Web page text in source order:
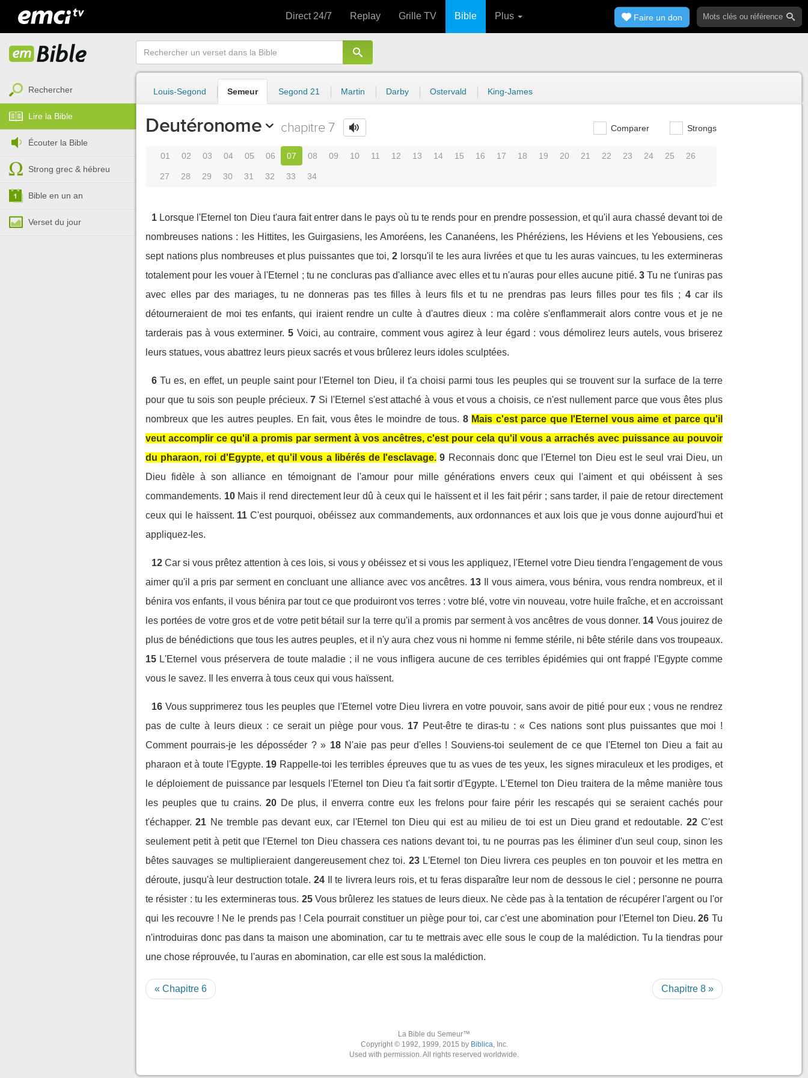
Direct 24/7 Replay Grille TV Bible Plus Faire un don
Rechercher
Lire la Bible
Écouter la Bible
Strong grec & hébreu
Bible en un an
Verset du jour
Louis-Segond Semeur Segond 21 Martin Darby Ostervald King-James
Deutéronome chapitre 7 Comparer Strongs
01 02 03 04 05 06 07 08 09 10 11 12 13 14 15 16 17 18 19 20 21 22 23 24 25 26
27 28 29 30 31 32 33 34
1 Lorsque l'Eternel ton Dieu t'aura fait entrer dans le pays où tu te rends pour en prendre possession, et qu'il aura chassé devant toi de
nombreuses nations : les Hittites, les Guirgasiens, les Amoréens, les Cananéens, les Phéréziens, les Héviens et les Yebousiens, ces
sept nations plus nombreuses et plus puissantes que toi, 2 lorsqu'il te les aura livrées et que tu les auras vaincues, tu les extermineras
totalement pour les vouer à l'Eternel ; tu ne concluras pas d'alliance avec elles et tu n'auras pour elles aucune pitié. 3 Tu ne t'uniras pas
avec elles par des mariages, tu ne donneras pas tes filles à leurs fils et tu ne prendras pas leurs filles pour tes fils ; 4 car ils
détourneraient de moi tes enfants, qui iraient rendre un culte à d'autres dieux : ma colère s'enflammerait alors contre vous et je ne
tarderais pas à vous exterminer. 5 Voici, au contraire, comment vous agirez à leur égard : vous démolirez leurs autels, vous briserez
leurs statues, vous abattrez leurs pieux sacrés et vous brûlerez leurs idoles sculptées.
6 Tu es, en effet, un peuple saint pour l'Eternel ton Dieu, il t'a choisi parmi tous les peuples qui se trouvent sur la surface de la terre
pour que tu sois son peuple précieux. 7 Si l'Eternel s'est attaché à vous et vous a choisis, ce n'est nullement parce que vous êtes plus
nombreux que les autres peuples. En fait, vous êtes le moindre de tous. 8 Mais c'est parce que l'Eternel vous aime et parce qu'il
veut accomplir ce qu'il a promis par serment à vos ancêtres, c'est pour cela qu'il vous a arrachés avec puissance au pouvoir
du pharaon, roi d'Egypte, et qu'il vous a libérés de l'esclavage. 9 Reconnais donc que l'Eternel ton Dieu est le seul vrai Dieu, un
Dieu fidèle à son alliance en témoignant de l'amour pour mille générations envers ceux qui l'aiment et qui obéissent à ses
commandements. 10 Mais il rend directement leur dû à ceux qui le haïssent et il les fait périr ; sans tarder, il paie de retour directement
ceux qui le haïssent. 11 C'est pourquoi, obéissez aux commandements, aux ordonnances et aux lois que je vous donne aujourd'hui et
appliquez-les.
12 Car si vous prêtez attention à ces lois, si vous y obéissez et si vous les appliquez, l'Eternel votre Dieu tiendra l'engagement de vous
aimer qu'il a pris par serment en concluant une alliance avec vos ancêtres. 13
Il vous aimera, vous bénira, vous rendra nombreux, et il
bénira vos enfants, il vous bénira par tout ce que produiront vos terres : votre blé, votre vin nouveau, votre huile fraîche, et en accroissant
les portées de votre gros et de votre petit bétail sur la terre qu'il a promis par serment à vos ancêtres de vous donner. 14 Vous jouirez de
plus de bénédictions que tous les autres peuples, et il n'y aura chez vous ni homme ni femme stérile, ni bête stérile dans vos troupeaux.
15 L'Eternel vous préservera de toute maladie ; il ne vous infligera aucune de ces terribles épidémies qui ont frappé l'Egypte comme
vous le savez. Il les enverra à tous ceux qui vous haïssent.
16 Vous supprimerez tous les peuples que l'Eternel votre Dieu livrera en votre pouvoir, sans avoir de pitié pour eux ; vous ne rendrez
pas de culte à leurs dieux : ce serait un piège pour vous. 17 Peut-être te diras-tu : « Ces nations sont plus puissantes que moi !
Comment pourrais-je les déposséder ? » 18 N'aie pas peur d'elles ! Souviens-toi seulement de ce que l'Eternel ton Dieu a fait au
pharaon et à toute l'Egypte. 19 Rappelle-toi les terribles épreuves que tu as vues de tes yeux, les signes miraculeux et les prodiges, et
le déploiement de puissance par lesquels l'Eternel ton Dieu t'a fait sortir d'Egypte. L'Eternel ton Dieu traitera de la même manière tous
les peuples que tu crains. 20 De plus, il enverra contre eux les frelons pour faire périr les rescapés qui se seraient cachés pour
t'échapper. 21 Ne tremble pas devant eux, car l'Eternel ton Dieu qui est au milieu de toi est un Dieu grand et redoutable. 22 C'est
seulement petit à petit que l'Eternel ton Dieu chassera ces nations devant toi, tu ne pourras pas les éliminer d'un seul coup, sinon les
bêtes sauvages se multiplieraient dangereusement chez toi. 23 L'Eternel ton Dieu livrera ces peuples en ton pouvoir et les mettra en
déroute, jusqu'à leur destruction totale. 24
Il te livrera leurs rois, et tu feras disparaître leur nom de dessous le ciel ; personne ne pourra
te résister : tu les extermineras tous. 25 Vous brûlerez les statues de leurs dieux. Ne cède pas à la tentation de récupérer l'argent ou l'or
qui les recouvre ! Ne le prends pas ! Cela pourrait constituer un piège pour toi, car c'est une abomination pour l'Eternel ton Dieu. 26 Tu
n'introduiras donc pas dans ta maison une abomination, car tu te mettrais avec elle sous le coup de la malédiction. Tu la tiendras pour
une chose réprouvée, tu l'auras en abomination, car elle est sous la malédiction.
« Chapitre 6 Chapitre 8 »
La Bible du Semeur™
Copyright © 1992, 1999, 2015 by Biblica, Inc.
Used with permission. All rights reserved worldwide.